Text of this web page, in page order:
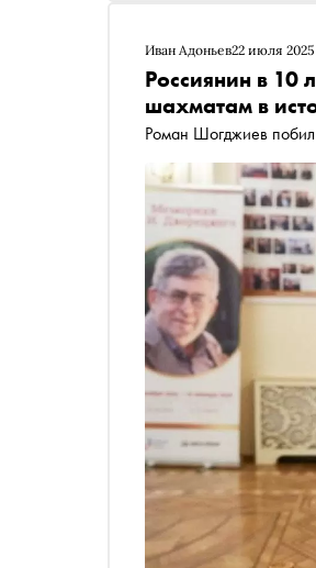
Иван Адоньев22 июля 2025
Россиянин в
шахматам в
Роман Шогджиев